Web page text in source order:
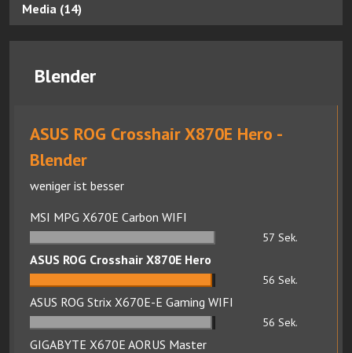
Media (14)
Blender
ASUS ROG Crosshair X870E Hero -
Blender
weniger ist besser
MSI MPG X670E Carbon WIFI
57 Sek.
ASUS ROG Crosshair X870E Hero
56 Sek.
ASUS ROG Strix X670E-E Gaming WIFI
56 Sek.
GIGABYTE X670E AORUS Master